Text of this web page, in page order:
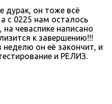
дурак, он тоже всё
с 0225 нам осталось
чеваспике написано
к завершению!!!
неделю он её закончит, и
и РЕЛИЗ.